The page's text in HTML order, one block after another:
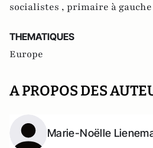
socialistes , primaire à gauche
THEMATIQUES
Europe
A PROPOS DES
Marie-Noëlle